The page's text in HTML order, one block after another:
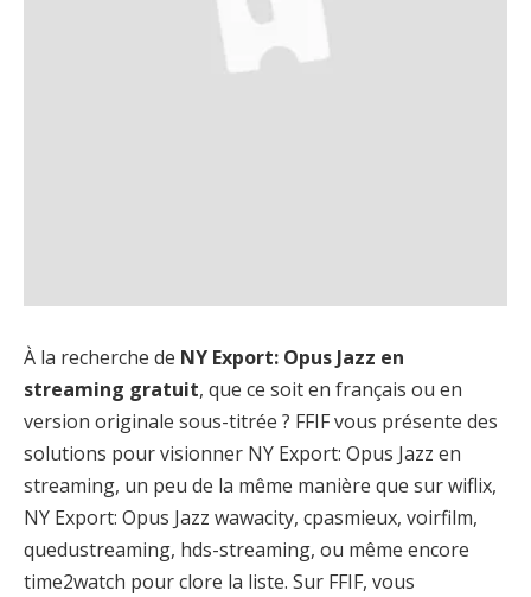
À la recherche de NY Export: Opus Jazz en
streaming gratuit, que ce soit en français ou en
version originale sous-titrée ? FFIF vous présente des
solutions pour visionner NY Export: Opus Jazz en
streaming, un peu de la même manière que sur wiflix,
NY Export: Opus Jazz wawacity, cpasmieux, voirfilm,
quedustreaming, hds-streaming, ou même encore
time2watch pour clore la liste. Sur FFIF, vous